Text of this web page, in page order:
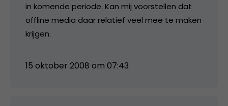
in komende periode. Kan mij voorstellen dat
offline media daar relatief veel mee te maken
krijgen.
15 oktober 2008 om 07:43